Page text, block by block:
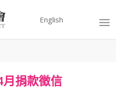
English
捐款徵信